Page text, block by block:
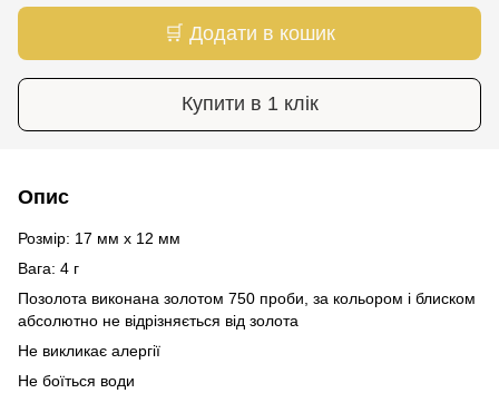
🛒 Додати в кошик
Купити в 1 клік
Опис
Розмір: 17 мм х 12 мм
Вага: 4 г
Позолота виконана золотом 750 проби, за кольором і блиском
абсолютно не відрізняється від золота
Не викликає алергії
Не боїться води